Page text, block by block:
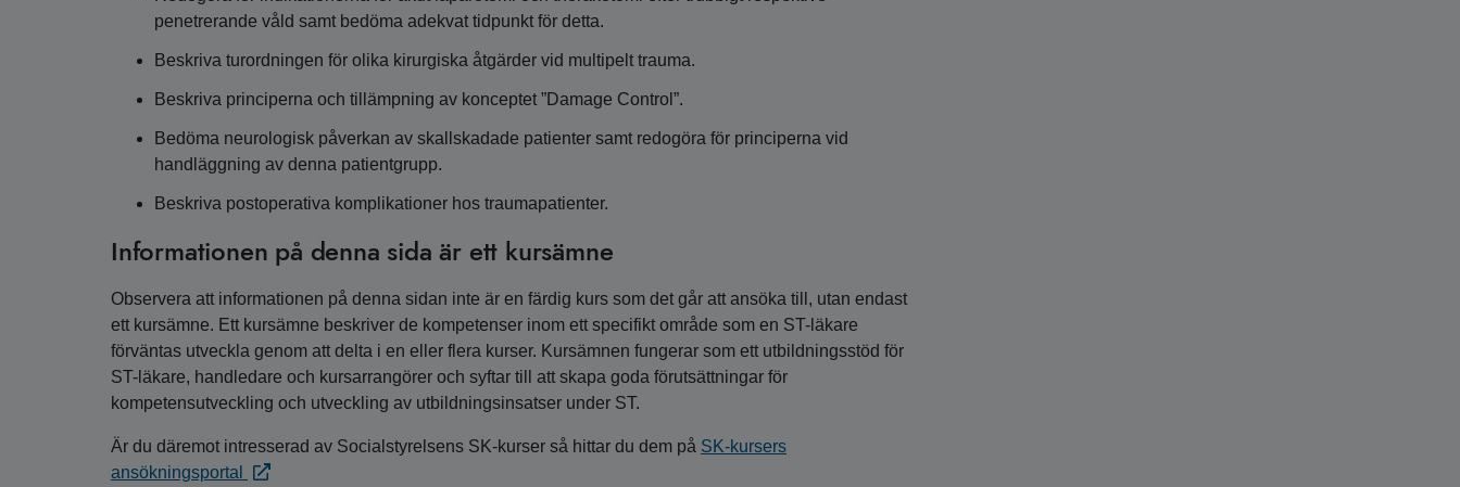
penetrerande våld samt bedöma adekvat tidpunkt för detta.
Beskriva turordningen för olika kirurgiska åtgärder vid multipelt trauma.
Beskriva principerna och tillämpning av konceptet ”Damage Control”.
Bedöma neurologisk påverkan av skallskadade patienter samt redogöra för principerna vid
handläggning av denna patientgrupp.
Beskriva postoperativa komplikationer hos traumapatienter.
Informationen på denna sida är ett kursämne
Observera att informationen på denna sidan inte är en färdig kurs som det går att ansöka till, utan endast
ett kursämne. Ett kursämne beskriver de kompetenser inom ett specifikt område som en ST-läkare
förväntas utveckla genom att delta i en eller flera kurser. Kursämnen fungerar som ett utbildningsstöd för
ST-läkare, handledare och kursarrangörer och syftar till att skapa goda förutsättningar för
kompetensutveckling och utveckling av utbildningsinsatser under ST.
Är du däremot intresserad av Socialstyrelsens SK-kurser så hittar du dem på SK-kursers
ansökningsportal